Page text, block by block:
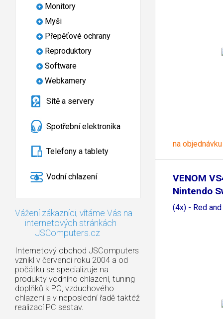
Monitory
Myši
Přepěťové ochrany
Reproduktory
Software
Webkamery
Sítě a servery
Spotřební elektronika
Telefony a tablety
Vodní chlazení
Vážení zákazníci, vítáme Vás na
internetových stránkách
JSComputers.cz
Internetový obchod JSComputers
vznikl v červenci roku 2004 a od
počátku se specializuje na
produkty vodního chlazení, tuning
doplňků k PC, vzduchového
chlazení a v neposlední řadě taktéž
realizací PC sestav.
na objednávku
VENOM
Nintendo
Grips
(4x) - Red